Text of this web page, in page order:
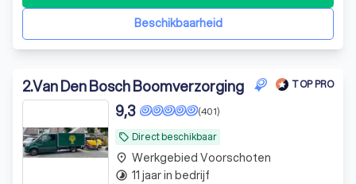
Beschikbaarheid
2.Van Den Bosch Boomverzorging TOP PRO
local_offer Direct beschikbaar
(401)
9,3
place Werkgebied Voorschoten
timelapse 11 jaar in bedrijf